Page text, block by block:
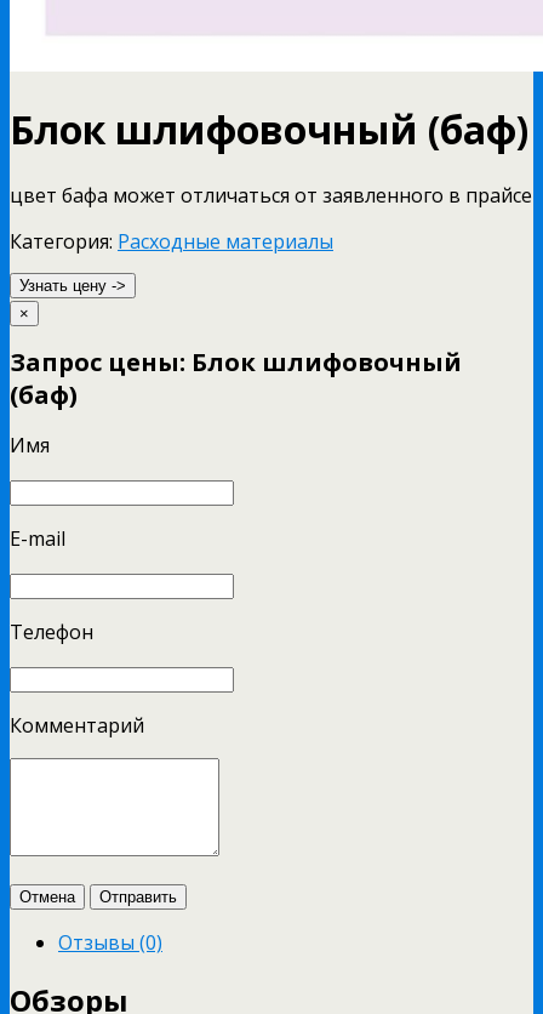
Блок шлифовочный (баф)
цвет бафа может отличаться от заявленного в прайсе
Категория: Расходные материалы
Узнать цену ->
×
Запрос цены: Блок шлифовочный
(баф)
Имя
E-mail
Телефон
Комментарий
Отмена Отправить
Отзывы (0)
Обзоры